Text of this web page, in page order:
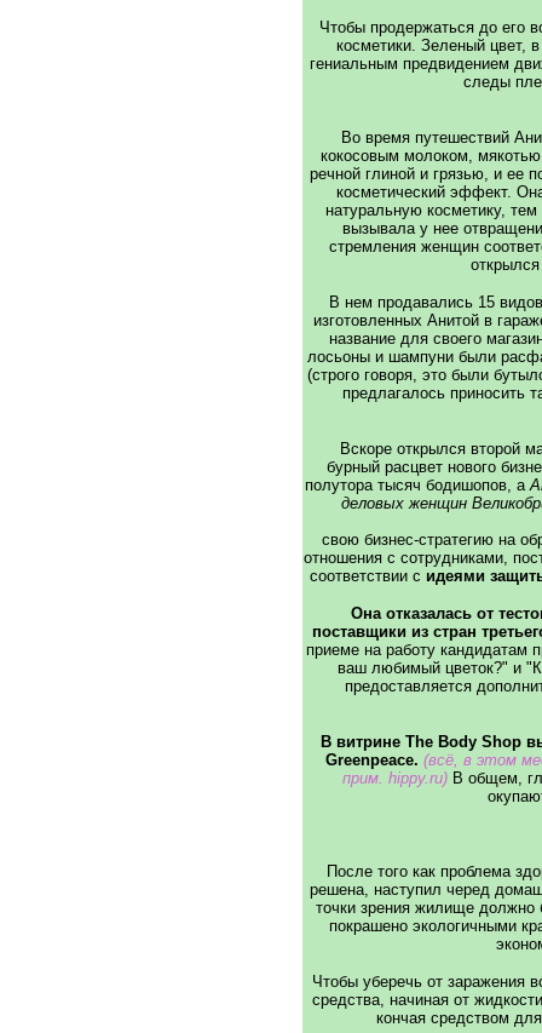
Чтобы продержаться до его
косметики. Зеленый цвет,
гениальным предвидением
следы
Во время путешествий
кокосовым молоком,
речной глиной и грязью, и ее
косметический эффект.
натуральную косметику,
вызывала у нее
стремления женщин
В нем продавались 15
изготовленных Анитой в
название для своего
лосьоны и шампуни были
(строго говоря, это были
предлагалось приносить
Вскоре открылся второй
бурный расцвет нового
полутора тысяч бодишопов, а
деловых женщин
свою бизнес-стратегию на
отношения с сотрудниками,
соответствии с идеями
Она отказалась от
поставщики из стран
приеме на работу кандидатам
ваш любимый цветок?" и
предоставляется
В витрине The Body Shop
Greenpeace. (всё, в этом
прим. hippy.ru) В общем,
После того как проблема
решена, наступил черед
точки зрения жилище должно
покрашено экологичными
Чтобы уберечь от заражения
средства, начиная от
кончая средством